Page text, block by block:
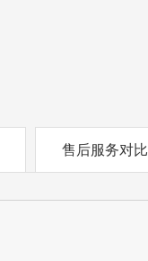
售后服务对比